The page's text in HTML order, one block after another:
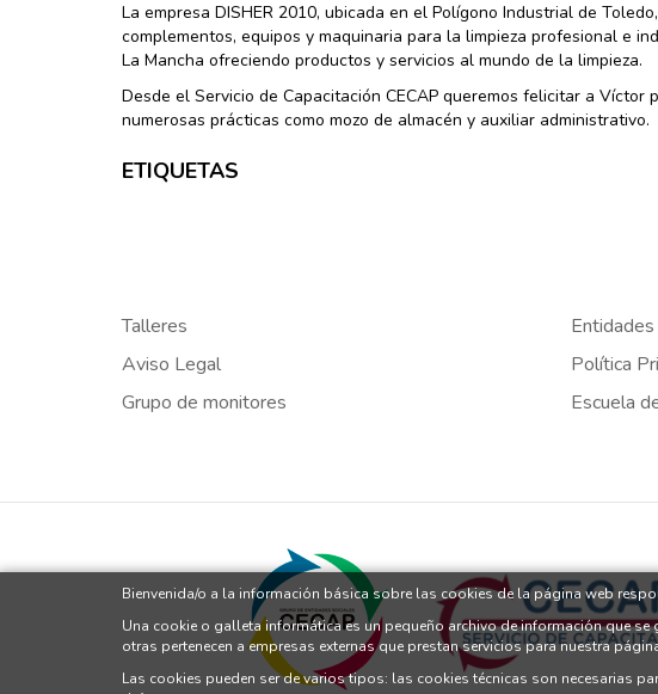
La empresa DISHER 2010, ubicada en el Polígono Industrial de
complementos, equipos y maquinaria para la limpieza profesional e
La Mancha ofreciendo productos y servicios al mundo de la limpieza.
Desde el Servicio de Capacitación CECAP queremos felicitar a
numerosas prácticas como mozo de almacén y auxiliar administrativo.
ETIQUETAS
Talleres
Aviso Legal
Política
Grupo de monitores
Escuela
Bienvenida/o a la información básica sobre las cookies de la página web
Una cookie o galleta informática es un pequeño archivo de información que
otras pertenecen a empresas externas que prestan servicios para nuestra
Las cookies pueden ser de varios tipos: las cookies técnicas son necesarias